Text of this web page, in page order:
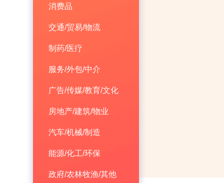
消费品
交通/贸易/物流
制药/医疗
服务/外包/中介
广告/传媒/教育/文化
房地产/建筑/物业
汽车/机械/制造
能源/化工/环保
政府/农林牧渔/其他